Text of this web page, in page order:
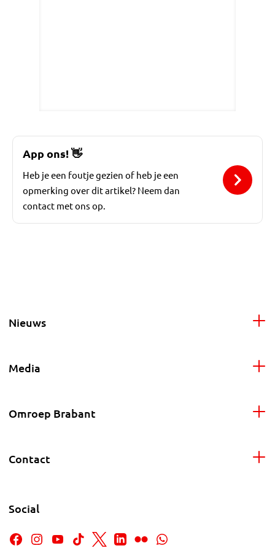
App ons!👋
Heb je een foutje gezien of heb je een
opmerking over dit artikel? Neem dan
contact met ons op.
Nieuws
Media
Omroep Brabant
Contact
Social